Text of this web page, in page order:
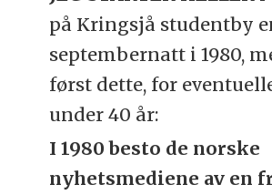
på Kringsjå studentby
septembernatt i 1980,
først dette, for
under 40 år:
I 1980 besto de norske
nyhetsmediene av en